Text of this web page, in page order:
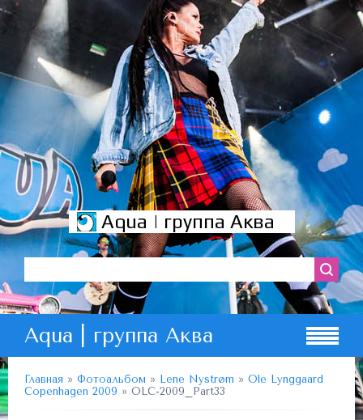
Aqua | группа Аква
Aqua | группа Аква
Главная » Фотоальбом » Lene Nystrøm » Ole Lynggaard
Copenhagen 2009 » OLC-2009_Part33